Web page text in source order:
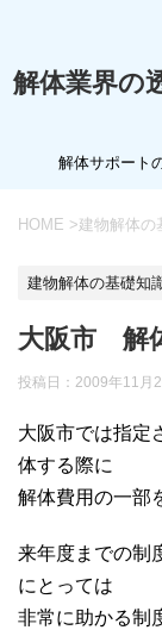
解体業界の
解体サポート
HOME >建物解体の
建物解体の基礎知
大阪市 解
投稿日：2009年11月
大阪市では指定
体する際に
解体費用の一部
来年度までの制
にとっては
非常に助かる制